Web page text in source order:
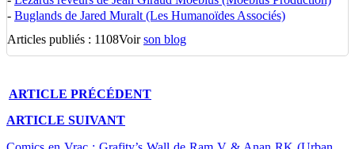
- Buglands de Jared Muralt (Les Humanoïdes Associés)
Articles publiés : 1108Voirson blog
ARTICLE PRÉCÉDENT
ARTICLE SUIVANT